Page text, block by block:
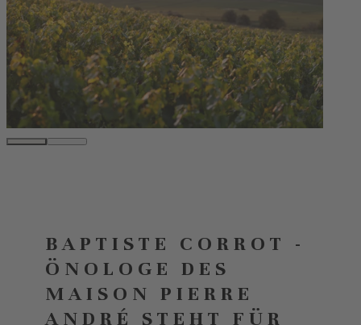
BAPTISTE CORROT -
ÖNOLOGE DES
MAISON PIERRE
ANDRÉ STEHT FÜR